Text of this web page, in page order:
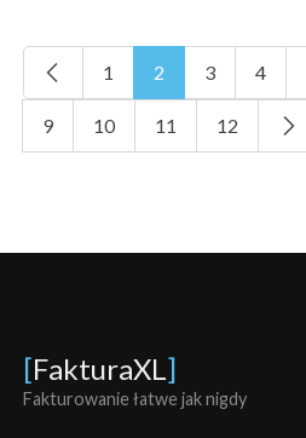
1 2 3 4
9 10 11 12
[FakturaXL]
Fakturowanie łatwe jak nigdy